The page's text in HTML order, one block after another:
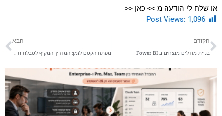
או שלח לי הודעה מ >> כאן <<
Post Views: 1,096
קודם
הקודם
בניית מודלים מנצחים ב Power BI
הבא